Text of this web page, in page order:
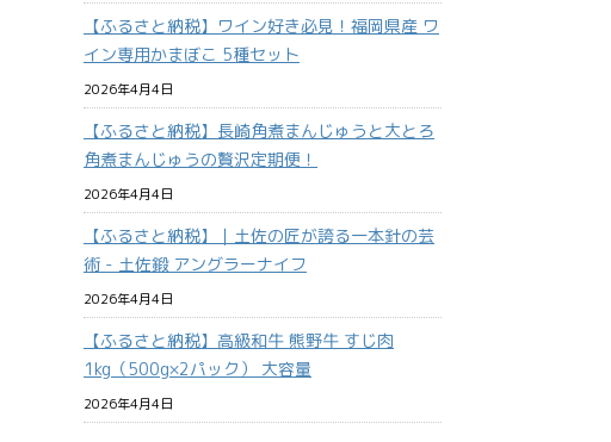
【ふるさと納税】ワイン好き必見！福岡県産 ワ
イン専用かまぼこ 5種セット
2026年4月4日
【ふるさと納税】長崎角煮まんじゅうと大とろ
角煮まんじゅうの贅沢定期便！
2026年4月4日
【ふるさと納税】｜土佐の匠が誇る一本針の芸
術 - 土佐鍛 アングラーナイフ
2026年4月4日
【ふるさと納税】高級和牛 熊野牛 すじ肉
1kg（500g×2パック） 大容量
2026年4月4日